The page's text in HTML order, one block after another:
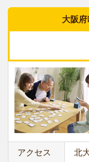
大阪
アクセス 北